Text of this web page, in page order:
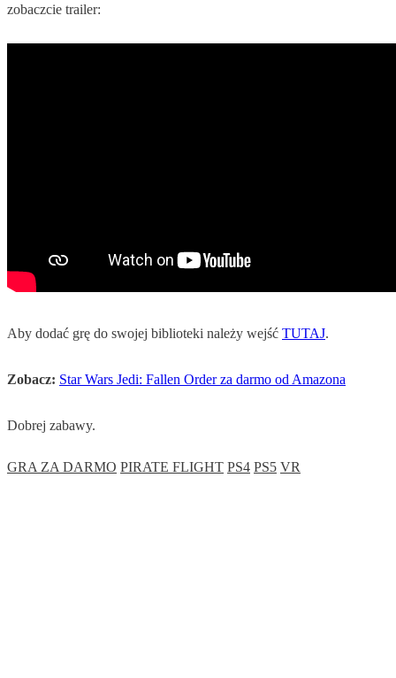
zobaczcie trailer:
Aby dodać grę do swojej biblioteki należy wejść TUTAJ.
Zobacz: Star Wars Jedi: Fallen Order za darmo od Amazona
Dobrej zabawy.
GRA ZA DARMO PIRATE FLIGHT PS4 PS5 VR